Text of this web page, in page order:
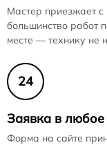
Мастер приезжает с
большинство работ
месте — технику не
24
Заявка в любое
Форма на сайте